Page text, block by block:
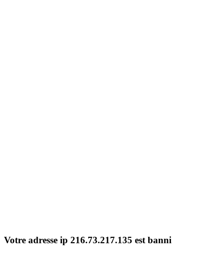
Votre adresse ip 216.73.217.135 est banni